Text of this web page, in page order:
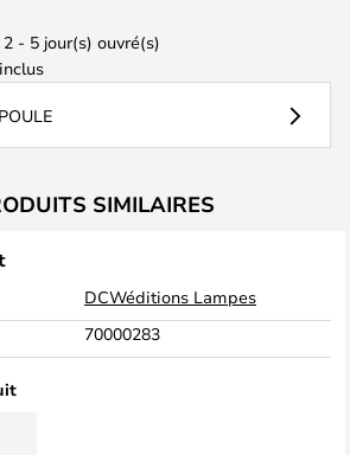
- 5 jour(s) ouvré(s)
inclus
SIMILAIRES
DCWéditions Lampes
70000283